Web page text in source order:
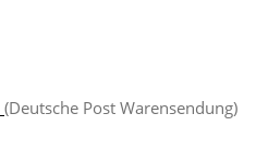
(Deutsche Post Warensendung)